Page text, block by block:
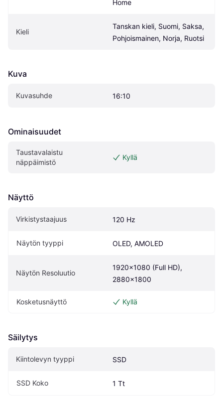
Home
Kieli
Tanskan kieli, Suomi, Saksa,
Pohjoismainen, Norja, Ruotsi
Kuva
Kuvasuhde 16:10
Ominaisuudet
Taustavalaistu
näppäimistö
Kyllä
Näyttö
Virkistystaajuus 120 Hz
Näytön tyyppi OLED, AMOLED
Näytön Resoluutio
1920x1080 (Full HD),
2880x1800
Kosketusnäyttö Kyllä
Säilytys
Kiintolevyn tyyppi SSD
SSD Koko 1 Tt